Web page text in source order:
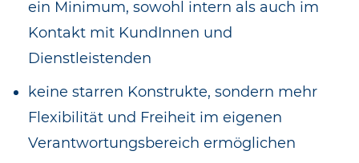
ein Minimum, sowohl intern als auch im
Kontakt mit KundInnen und
Dienstleistenden
keine starren Konstrukte, sondern mehr
Flexibilität und Freiheit im eigenen
Verantwortungsbereich ermöglichen